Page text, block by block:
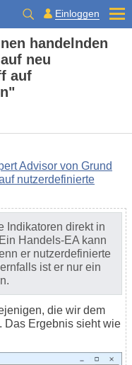
Einloggen
handelnden
neu
auf
Advisor von Grund
nutzerdefinierte
Indikatoren direkt in
Handels-EA kann
er nutzerdefinierte
ist er nur ein
die wir dem
Das Ergebnis sieht wie